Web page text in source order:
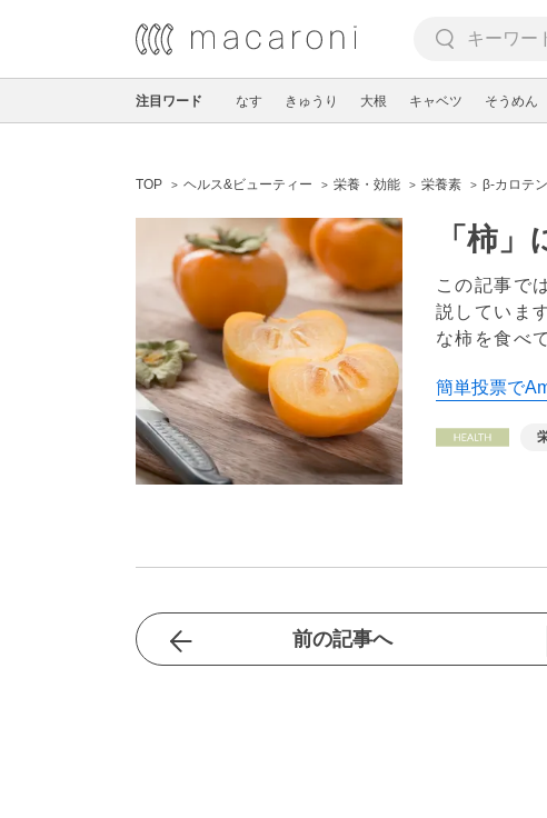
注目ワード なす きゅうり 大根 キャベツ そうめん
TOP ヘルス&ビューティー 栄養・効能 栄養素 β-カロテン
「柿
この記事で
説していま
な柿を食べ
簡単投票で
前の記事へ